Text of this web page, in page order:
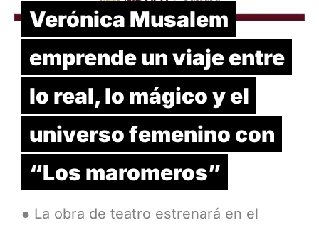
Verónica Musalem
emprende un viaje entre
lo real, lo mágico y el
universo femenino con
“Los maromeros”
● La obra de teatro estrenará en el